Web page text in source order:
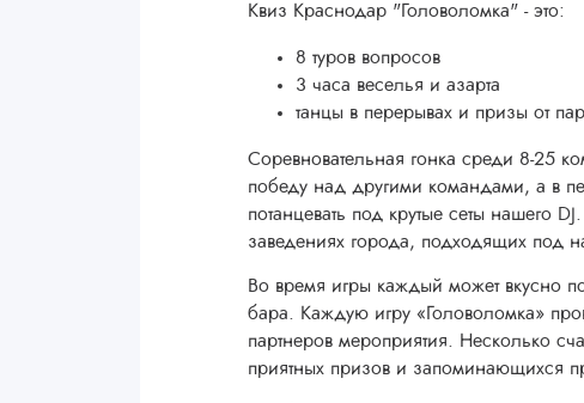
Квиз Краснодар "Головоломка" - это:
8 туров вопросов
3 часа веселья и азарта
танцы в перерывах и призы от
Соревновательная гонка среди 8-25
победу над другими командами, а в
потанцевать под крутые сеты нашего
заведениях города, подходящих под
Во время игры каждый может вкусно
бара. Каждую игру «Головоломка»
партнеров мероприятия. Несколько
приятных призов и запоминающихся